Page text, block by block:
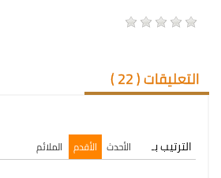
التعليقات (22
)
الترتيب بـ الأحدث الأقدم الملائم